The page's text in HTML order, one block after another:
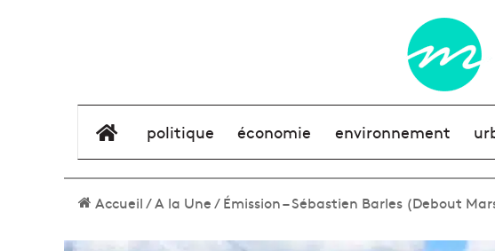
élément de menu
politique économie environnement
Accueil/A la Une/Émission – Sébastien Barles (Debout